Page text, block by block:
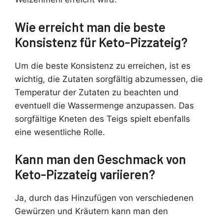
Wie erreicht man die beste
Konsistenz für Keto-Pizzateig?
Um die beste Konsistenz zu erreichen, ist es
wichtig, die Zutaten sorgfältig abzumessen, die
Temperatur der Zutaten zu beachten und
eventuell die Wassermenge anzupassen. Das
sorgfältige Kneten des Teigs spielt ebenfalls
eine wesentliche Rolle.
Kann man den Geschmack von
Keto-Pizzateig variieren?
Ja, durch das Hinzufügen von verschiedenen
Gewürzen und Kräutern kann man den